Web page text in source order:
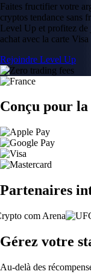
Faites fructifier votre
cryptos tendance sans
Level Up et profitez de
achat avec la carte
Rejoindre Level Up
Conçu pour
Partenaires
Gérez votre
Au-delà des